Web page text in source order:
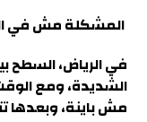
المشكلة مش في
فيالرياض، السطح
الشديدة، ومع
مش باينة، وبعدها